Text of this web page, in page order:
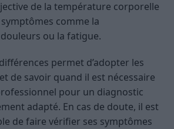
de la température corporelle
comme la
ou la fatigue.
permet d’adopter les
de savoir quand il est nécessaire
pour un diagnostic
adapté. En cas de doute, il est
de faire vérifier ses symptômes